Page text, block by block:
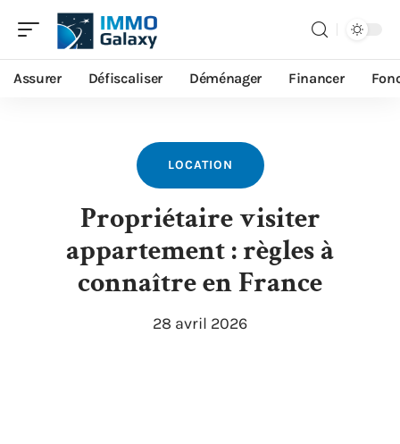
Assurer Défiscaliser Déménager Financer
LOCATION
Propriétaire visiter
appartement : règles à
connaître en France
28 avril 2026